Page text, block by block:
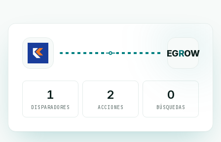
EGROW
1
DISPARADORES
2
ACCIONES
0
BÚSQUEDAS